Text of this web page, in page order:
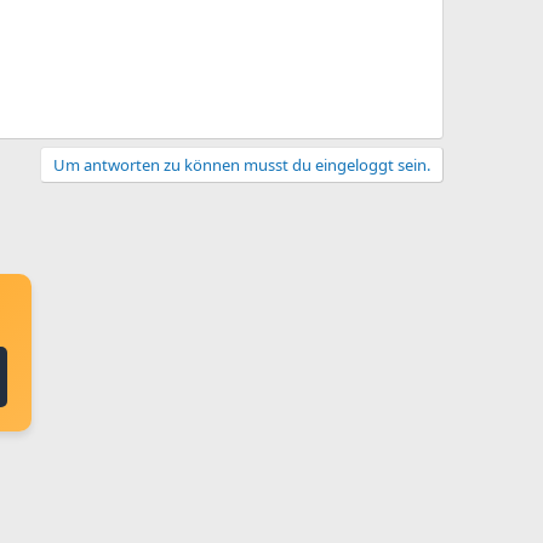
Um antworten zu können musst du eingeloggt sein.